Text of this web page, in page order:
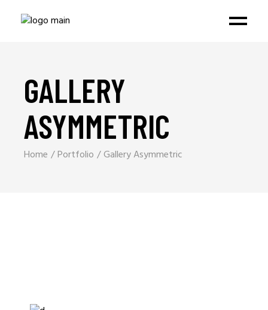
GALLERY
ASYMMETRIC
Home Portfolio Gallery Asymmetric